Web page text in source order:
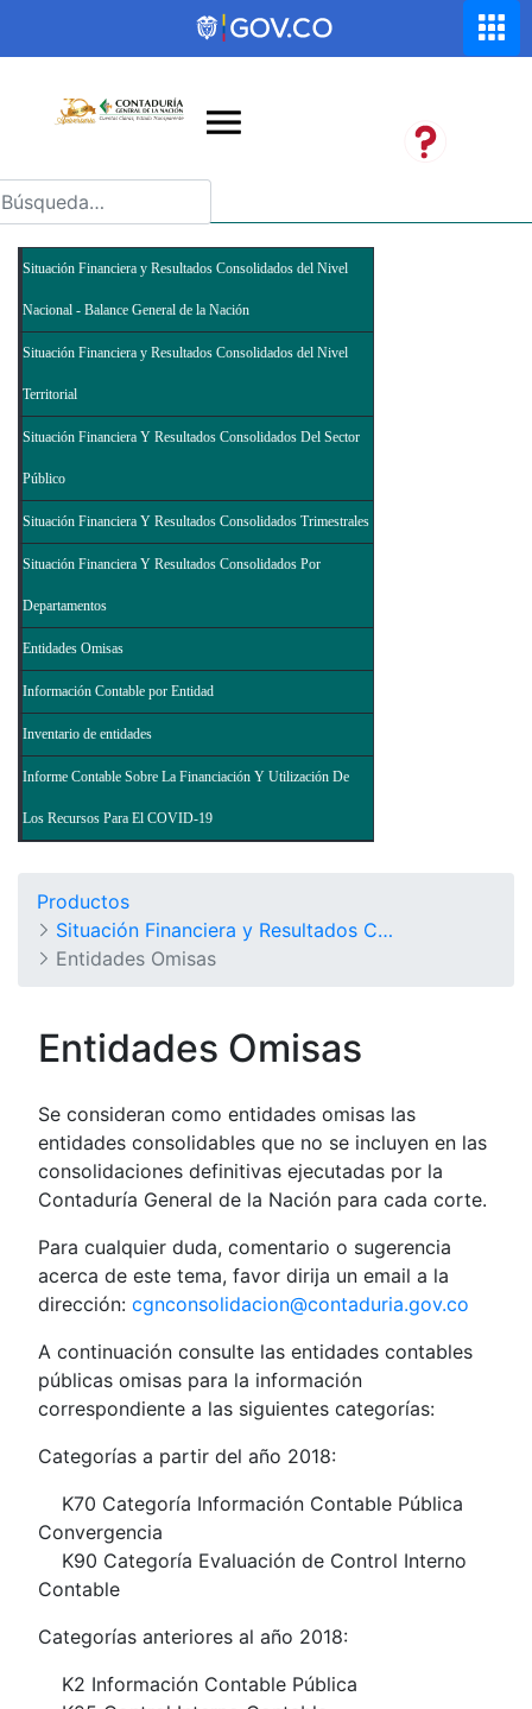
Saltar al contenido principal
Abrir menú de accesibilidad
Situación Financiera y Resultados Consolidados del Nivel
Nacional - Balance General de la Nación
Situación Financiera y Resultados Consolidados del Nivel
Territorial
Situación Financiera Y Resultados Consolidados Del Sector
Público
Situación Financiera Y Resultados Consolidados Trimestrales
Situación Financiera Y Resultados Consolidados Por
Departamentos
Entidades Omisas
Información Contable por Entidad
Inventario de entidades
Informe Contable Sobre La Financiación Y Utilización De
Los Recursos Para El COVID-19
Productos
Situación Financiera y Resultados Consolidados del Nivel Nacional - Balance General de la Nación y Otros Informes
Entidades Omisas
Entidades Omisas
Se consideran como entidades omisas las
entidades consolidables que no se incluyen en las
consolidaciones definitivas ejecutadas por la
Contaduría General de la Nación para cada corte.
Para cualquier duda, comentario o sugerencia
acerca de este tema, favor dirija un email a la
dirección: cgnconsolidacion@contaduria.gov.co
A continuación consulte las entidades contables
públicas omisas para la información
correspondiente a las siguientes categorías:
Categorías a partir del año 2018:
K70 Categoría Información Contable Pública
Convergencia
K90 Categoría Evaluación de Control Interno
Contable
Categorías anteriores al año 2018:
K2 Información Contable Pública